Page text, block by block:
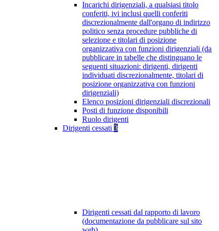
Incarichi dirigenziali, a qualsiasi titolo
conferiti, ivi inclusi quelli conferiti
discrezionalmente dall'organo di indirizzo
politico senza procedure pubbliche di
selezione e titolari di posizione
organizzativa con funzioni dirigenziali (da
pubblicare in tabelle che distinguano le
seguenti situazioni: dirigenti, dirigenti
individuati discrezionalmente, titolari di
posizione organizzativa con funzioni
dirigenziali)
Elenco posizioni dirigenziali discrezionali
Posti di funzione disponibili
Ruolo dirigenti
Dirigenti cessati 3
Dirigenti cessati dal rapporto di lavoro
(documentazione da pubblicare sul sito